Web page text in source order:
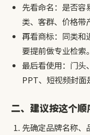
先看命名：是否容
类、客群、价格带
再看商标：同类和
要提前做专业检索。
最后看使用：门头
PPT、短视频封面
二、建议按这个
先确定品牌名称、